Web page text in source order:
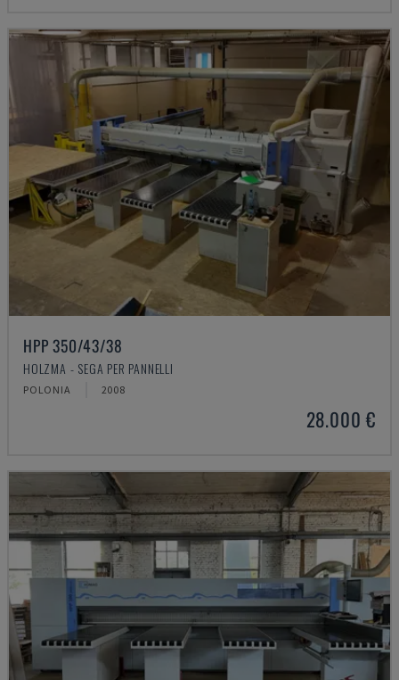
HPP 350/43/38
HOLZMA - SEGA PER PANNELLI
POLONIA 2008
28.000 €